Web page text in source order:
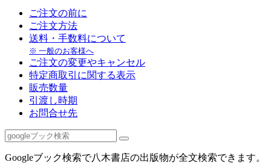
ご注文の前に
ご注文方法
送料・手数料について
※ 一般のお客様へ
ご注文の変更やキャンセル
特定商取引に関する表示
販売数量
引渡し時期
お問合せ先
Googleブック検索で八木書店の出版物が全文検索できます。